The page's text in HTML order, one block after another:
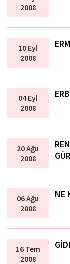
2008
10 Eyl
2008
04 Eyl
2008
20 Ağu
2008
06 Ağu
2008
NE
16 Tem
2008